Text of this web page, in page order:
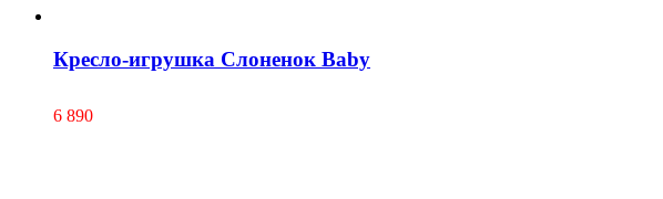
Кресло-игрушка Слоненок Baby
6 890